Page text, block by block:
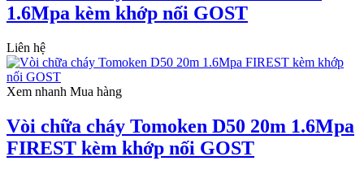
1.6Mpa kèm khớp nối GOST
Liên hệ
Xem nhanh Mua hàng
Vòi chữa cháy Tomoken D50 20m 1.6Mpa
FIREST kèm khớp nối GOST